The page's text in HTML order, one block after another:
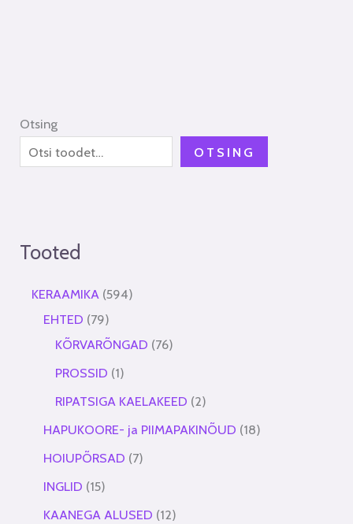
Otsing
OTSING
Tooted
KERAAMIKA 594
EHTED 79
KÕRVARÕNGAD 76
PROSSID 1
RIPATSIGA KAELAKEED 2
HAPUKOORE- ja PIIMAPAKINÕUD 18
HOIUPÕRSAD 7
INGLID 15
KAANEGA ALUSED 12